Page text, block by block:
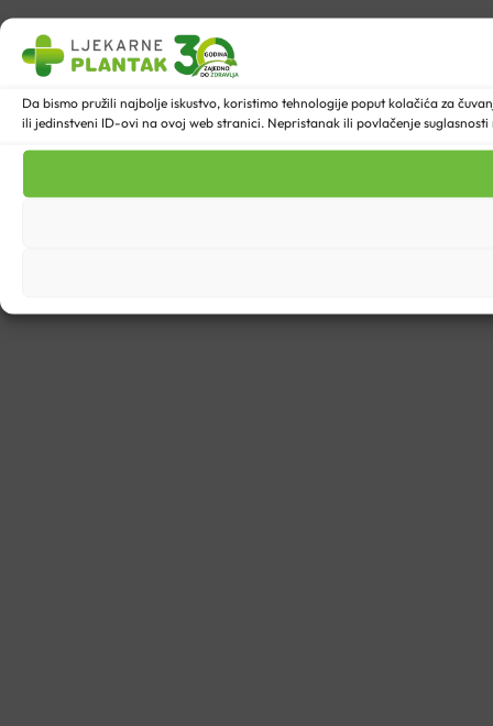
Da bismo pružili najbolje iskustvo, koristimo tehnologije poput kolačića za
ili jedinstveni ID-ovi na ovoj web stranici. Nepristanak ili povlačenje